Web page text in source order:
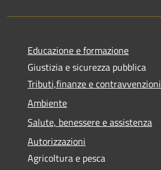
Educazione e formazione
Giustizia e sicurezza pubblica
Tributi,finanze e contravvenzioni
Ambiente
Salute, benessere e assistenza
Autorizzazioni
Agricoltura e pesca